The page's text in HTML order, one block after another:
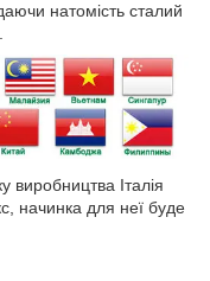
натомість сталий
виробництва Італія
начинка для неї буде